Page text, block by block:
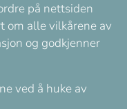
på nettsiden
om alle vilkårene av
og godkjenner
ved å huke av